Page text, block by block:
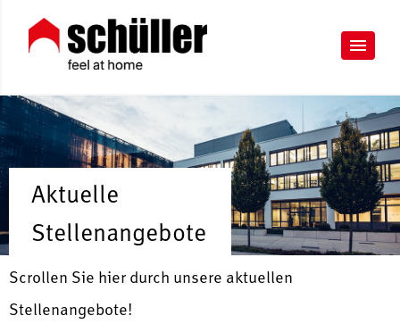
Aktuelle
Stellenangebote
Scrollen Sie hier durch unsere aktuellen
Stellenangebote!